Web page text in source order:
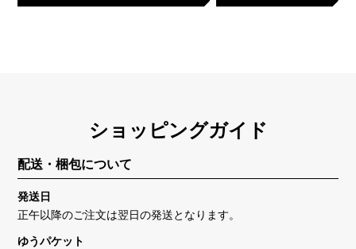
ショッピングガイド
配送・梱包について
発送日
正午以降のご注文は翌日の発送となります。
ゆうパケット